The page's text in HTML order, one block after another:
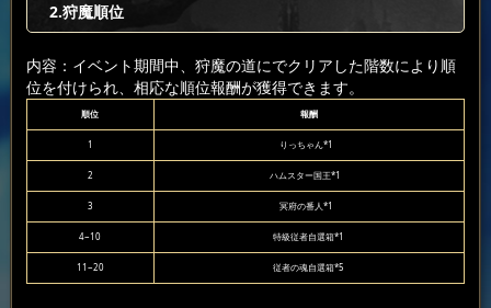
2.狩魔順位
内容：イベント期間中、狩魔の道にでクリアした階数により順
位を付けられ、相応な順位報酬が獲得できます。
順位 報酬
1 りっちゃん*1
2 ハムスター国王*1
3 冥府の番人*1
4~10 特級従者自選箱*1
11~20 従者の魂自選箱*5